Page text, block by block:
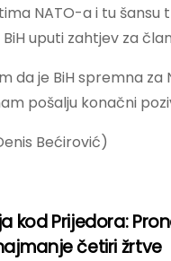
NATO-a i tu šansu
uputi zahtjev za
da je BiH spremna
pošalju konačni
Bećirović)
kod Prijedora:
četiri žrtve